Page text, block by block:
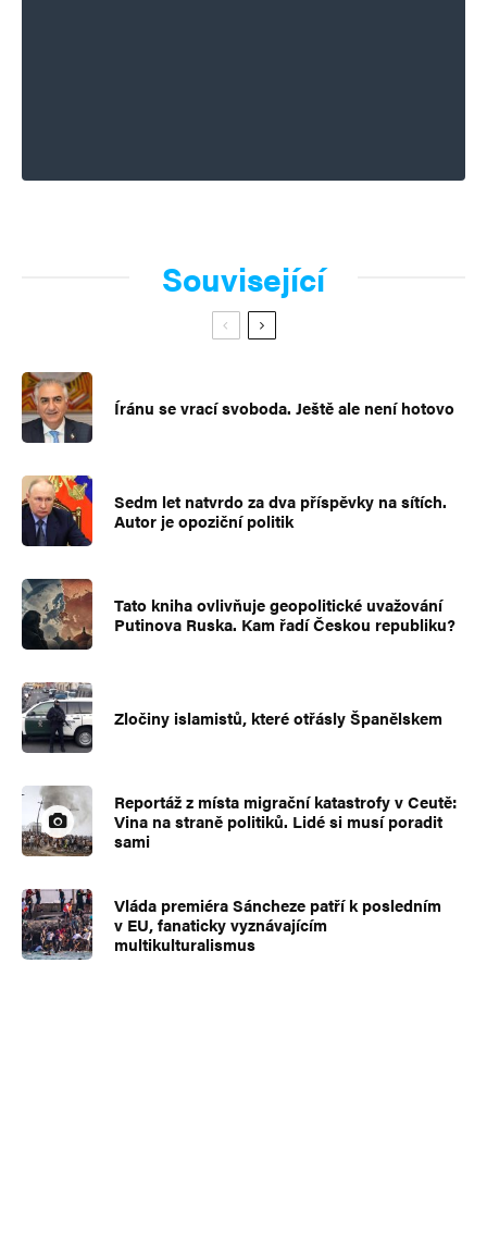
Související
Íránu se vrací svoboda. Ještě ale není hotovo
Sedm let natvrdo za dva příspěvky na sítích.
Autor je opoziční politik
Tato kniha ovlivňuje geopolitické uvažování
Putinova Ruska. Kam řadí Českou republiku?
Zločiny islamistů, které otřásly Španělskem
Reportáž z místa migrační katastrofy v Ceutě:
Vina na straně politiků. Lidé si musí poradit
sami
Vláda premiéra Sáncheze patří k posledním
v EU, fanaticky vyznávajícím
multikulturalismus